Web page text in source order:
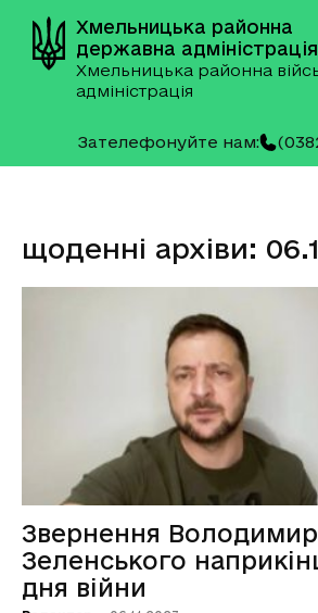
Хмельницька районна
державна адміністрація
Хмельницька районна
адміністрація
Зателефонуйте нам:
щоденні архіви:
Звернення
Зеленського
дня війни